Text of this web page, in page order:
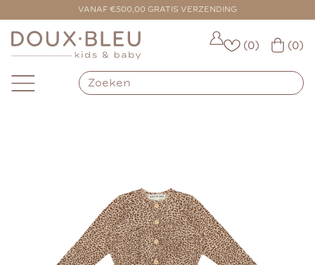
VANAF €500,00 GRATIS VERZENDING
VOOR 16:00 BESTELD = VANDAAG VERZONDEN
(0) (0)